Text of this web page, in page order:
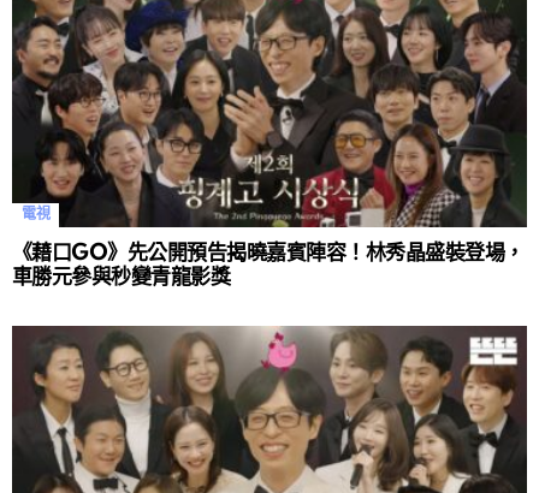
電視
《藉口GO》先公開預告揭曉嘉賓陣容！林秀晶盛裝登場，
車勝元參與秒變青龍影獎